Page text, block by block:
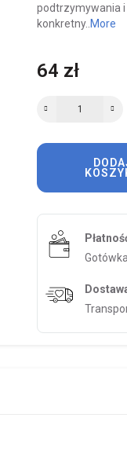
podtrzymywania
konkretny.. More
64 zł